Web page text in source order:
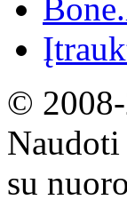
© 2008-
su